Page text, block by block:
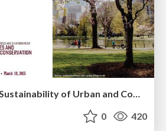
Stewardship and Sustainability of Urban and Community Forests
0 420